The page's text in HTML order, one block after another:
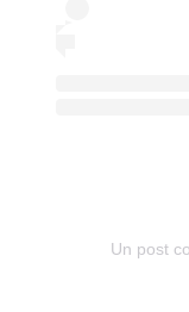
Un post